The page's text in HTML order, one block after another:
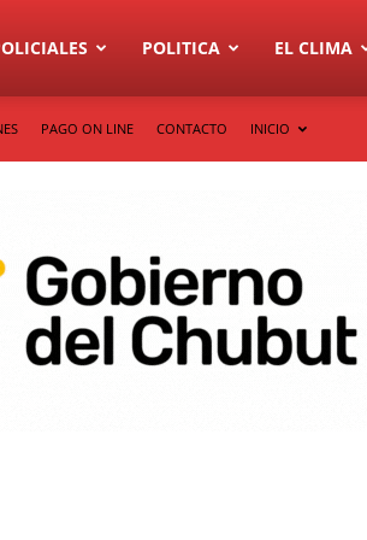
POLITICA EL CLIMA
PAGO ON LINE CONTACTO INICIO